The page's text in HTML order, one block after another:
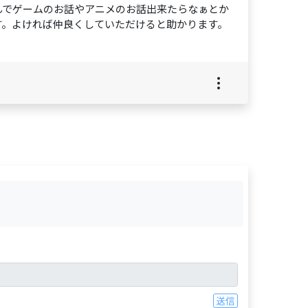
ゲームのお話やアニメのお話出来たらなぁとか
よければ仲良くしていただけると助かります。
送信